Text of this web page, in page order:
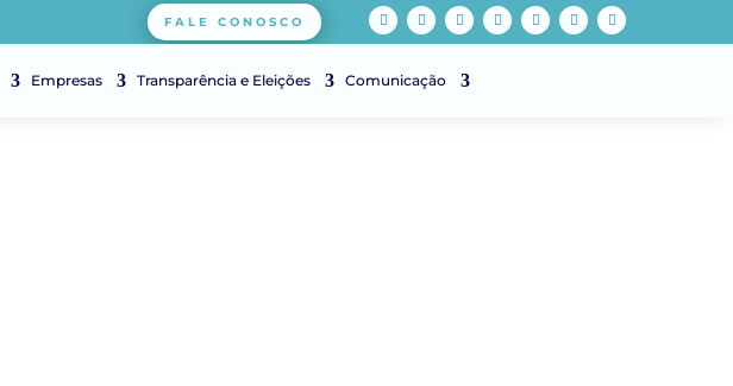
FALE CONOSCO
Empresas Transparência e Eleições Comunicação